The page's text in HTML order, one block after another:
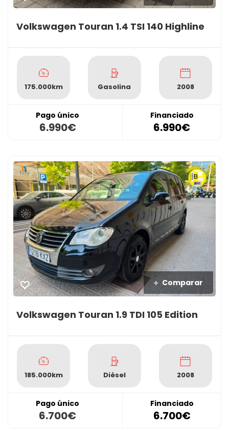
Volkswagen Touran 1.4 TSI 140 Highline
175.000km Gasolina 2008
Pago único
6.990€
Financiado
6.990€
Comparar
Volkswagen Touran 1.9 TDI 105 Edition
185.000km Diésel 2008
Pago único
6.700€
Financiado
6.700€